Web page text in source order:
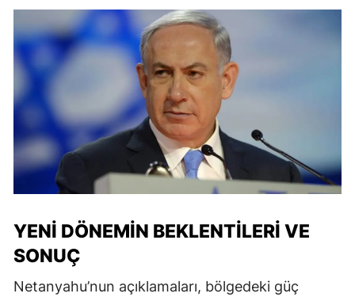
YENI DÖNEMIN BEKLENTILERI VE
SONUÇ
Netanyahu’nun açıklamaları, bölgedeki güç